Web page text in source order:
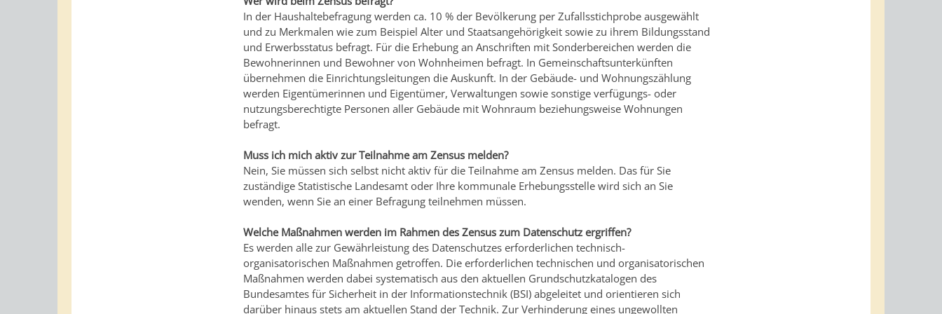
In der Haushaltebefragung werden ca. 10 % der Bevölkerung per Zufallsstichprobe ausgewählt
und zu Merkmalen wie zum Beispiel Alter und Staatsangehörigkeit sowie zu ihrem Bildungsstand
und Erwerbsstatus befragt. Für die Erhebung an Anschriften mit Sonderbereichen werden die
Bewohnerinnen und Bewohner von Wohnheimen befragt. In Gemeinschaftsunterkünften
übernehmen die Einrichtungsleitungen die Auskunft. In der Gebäude- und Wohnungszählung
werden Eigentümerinnen und Eigentümer, Verwaltungen sowie sonstige verfügungs- oder
nutzungsberechtigte Personen aller Gebäude mit Wohnraum beziehungsweise Wohnungen
befragt.
Muss ich mich aktiv zur Teilnahme am Zensus melden?
Nein, Sie müssen sich selbst nicht aktiv für die Teilnahme am Zensus melden. Das für Sie
zuständige Statistische Landesamt oder Ihre kommunale Erhebungsstelle wird sich an Sie
wenden, wenn Sie an einer Befragung teilnehmen müssen.
Welche Maßnahmen werden im Rahmen des Zensus zum Datenschutz ergriffen?
Es werden alle zur Gewährleistung des Datenschutzes erforderlichen technisch-
organisatorischen Maßnahmen getroffen. Die erforderlichen technischen und organisatorischen
Maßnahmen werden dabei systematisch aus den aktuellen Grundschutzkatalogen des
Bundesamtes für Sicherheit in der Informationstechnik (BSI) abgeleitet und orientieren sich
darüber hinaus stets am aktuellen Stand der Technik. Zur Verhinderung eines ungewollten